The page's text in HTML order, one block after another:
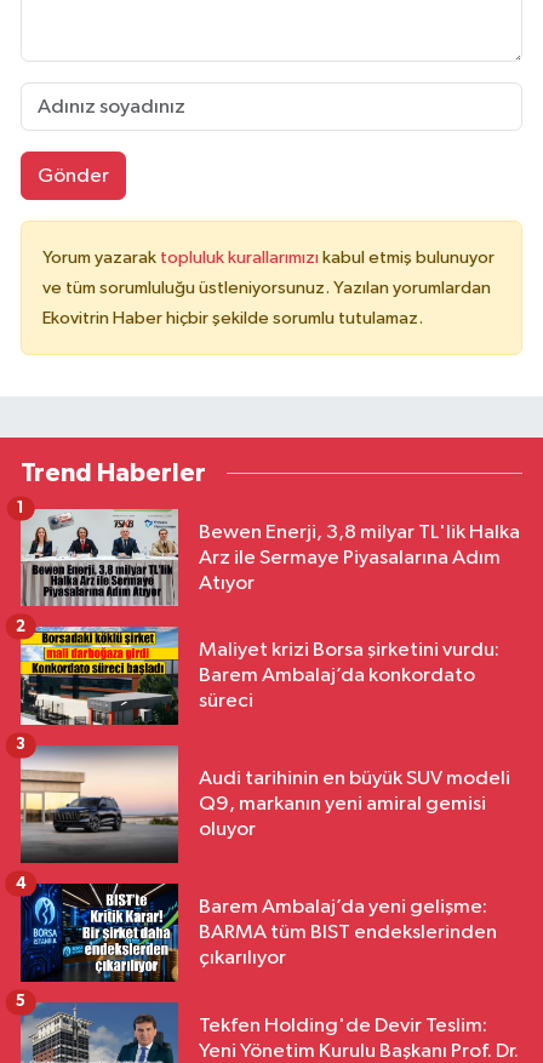
Gönder
Yorum yazarak topluluk kurallarımızı kabul etmiş bulunuyor
ve tüm sorumluluğu üstleniyorsunuz. Yazılan yorumlardan
Ekovitrin Haber hiçbir şekilde sorumlu tutulamaz.
Trend Haberler
Bewen Enerji, 3,8 milyar TL'lik Halka
Arz ile Sermaye Piyasalarına Adım
Atıyor
1
Maliyet krizi Borsa şirketini vurdu:
Barem Ambalaj’da konkordato
süreci
2
Audi tarihinin en büyük SUV modeli
Q9, markanın yeni amiral gemisi
oluyor
3
Barem Ambalaj’da yeni gelişme:
BARMA tüm BIST endekslerinden
çıkarılıyor
4
Tekfen Holding'de Devir Teslim:
Yeni Yönetim Kurulu Başkanı Prof. Dr.
5